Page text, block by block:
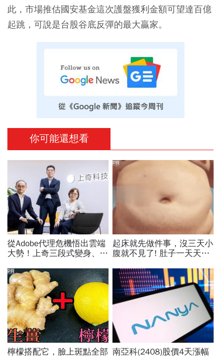
此，市場推估國安基金這次護盤獲利金額可望達百億
起跳，可說是台股谷底反彈的最大贏家。
你可能還想看
從Adobe代理危機悟出雲端
大勢！上奇三段式變身、季
無人機3D列印財
起床就先做件事，沒三天小
腹就不見了! 肚子一天天變
PR
檸檬搭配它，臉上斑點全部
PR
南亞科(2408)股價4天漲幅